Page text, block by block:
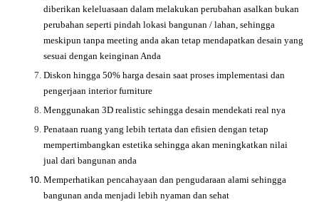
diberikan keleluasaan dalam melakukan perubahan asalkan bukan
perubahan seperti pindah lokasi bangunan / lahan, sehingga
meskipun tanpa meeting anda akan tetap mendapatkan desain yang
sesuai dengan keinginan Anda
Diskon hingga 50% harga desain saat proses implementasi dan
pengerjaan interior furniture
Menggunakan 3D realistic sehingga desain mendekati real nya
Penataan ruang yang lebih tertata dan efisien dengan tetap
mempertimbangkan estetika sehingga akan meningkatkan nilai
jual dari bangunan anda
Memperhatikan pencahayaan dan pengudaraan alami sehingga
bangunan anda menjadi lebih nyaman dan sehat